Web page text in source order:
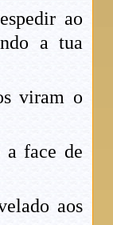
ao
a tua
viram o
a face de
aos